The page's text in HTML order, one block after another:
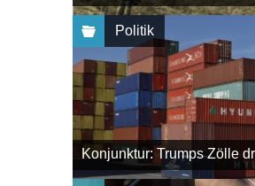
Politik
Konjunktur: Trumps Zölle